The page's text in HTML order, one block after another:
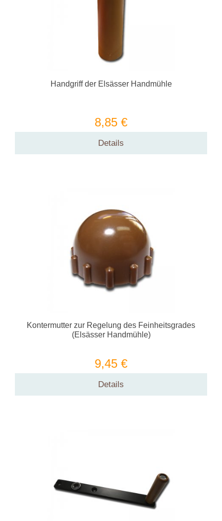
Handgriff der Elsässer Handmühle
8,85 €
Details
Kontermutter zur Regelung des Feinheitsgrades
(Elsässer Handmühle)
9,45 €
Details